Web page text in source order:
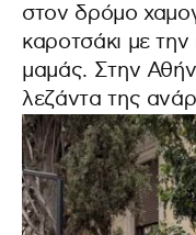
στον δρόμο
καροτσάκι με
μαμάς. Στην
λεζάντα της